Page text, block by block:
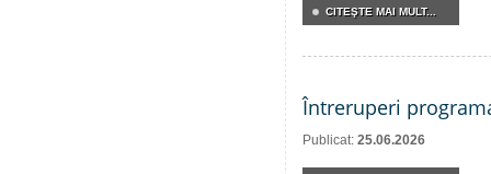
CITEŞTE MAI MULT...
Întreruperi
Publicat: 25.06.2026